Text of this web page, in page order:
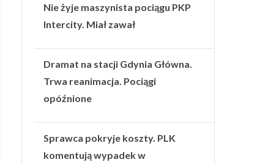
Nie żyje maszynista pociągu PKP
Intercity. Miał zawał
Dramat na stacji Gdynia Główna.
Trwa reanimacja. Pociągi
opóźnione
Sprawca pokryje koszty. PLK
komentują wypadek w